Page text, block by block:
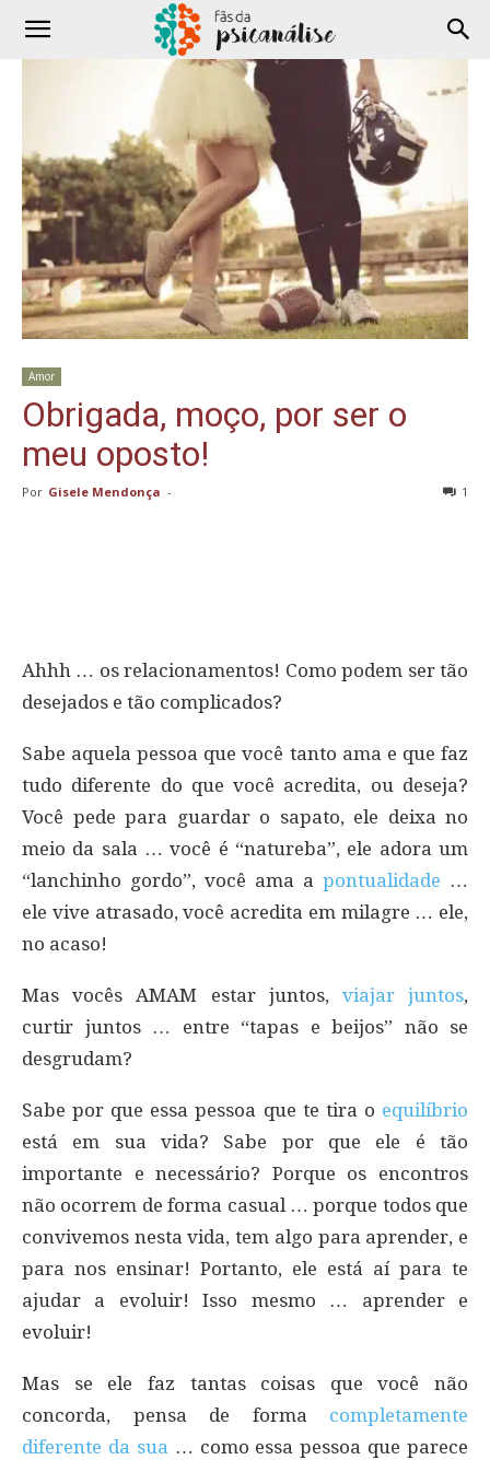
Amor
Obrigada, moço, por ser o
meu oposto!
Por Gisele Mendonça - 1
Ahhh … os relacionamentos! Como podem ser tão
desejados e tão complicados?
Sabe aquela pessoa que você tanto ama e que faz
tudo diferente do que você acredita, ou deseja?
Você pede para guardar o sapato, ele deixa no
meio da sala … você é “natureba”, ele adora um
“lanchinho gordo”, você ama a pontualidade …
ele vive atrasado, você acredita em milagre … ele,
no acaso!
Mas vocês AMAM estar juntos, viajar juntos,
curtir juntos … entre “tapas e beijos” não se
desgrudam?
Sabe por que essa pessoa que te tira o equilíbrio
está em sua vida? Sabe por que ele é tão
importante e necessário? Porque os encontros
não ocorrem de forma casual … porque todos que
convivemos nesta vida, tem algo para aprender, e
para nos ensinar! Portanto, ele está aí para te
ajudar a evoluir! Isso mesmo … aprender e
evoluir!
Mas se ele faz tantas coisas que você não
concorda, pensa de forma completamente
diferente da sua … como essa pessoa que parece